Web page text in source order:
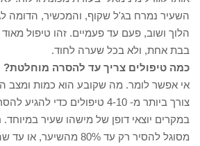
השעיר נמרח בג'ל שקוף, והמכשיר, הדומה
הלוך ושוב, פעם עד פעמיים. זהו טיפול
בבת אחת, ולא בכל שערה לחוד.
כמה טיפולים צריך עד להסרה מוחלטת?
אי אפשר לומר. מה שקובע הוא כמות ומצב
צורך ביותר מ- 4-10 טיפולים כדי
במקרים יוצאי דופן של מישהו שעיר במיוחד.
מסוגל להסיר רק עד 80%